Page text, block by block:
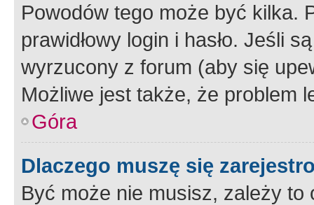
Powodów tego może być kilka.
prawidłowy login i hasło. Jeśli
wyrzucony z forum (aby się
Możliwe jest także, że problem
Góra
Dlaczego muszę się
Być może nie musisz, zależy